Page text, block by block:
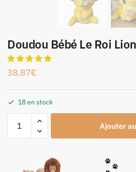
Doudou Bébé Le Roi Lion
38.87€
18 en stock
Ajouter